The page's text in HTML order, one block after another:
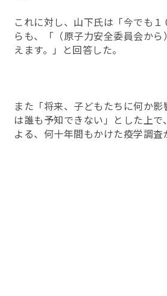
これに対し、山下氏は「今でも
らも、「（原子力安全委員会か
えます。」と回答した。
また「将来、子どもたちに何か
は誰も予知できない」とした上
よる、何十年間もかけた疫学調査